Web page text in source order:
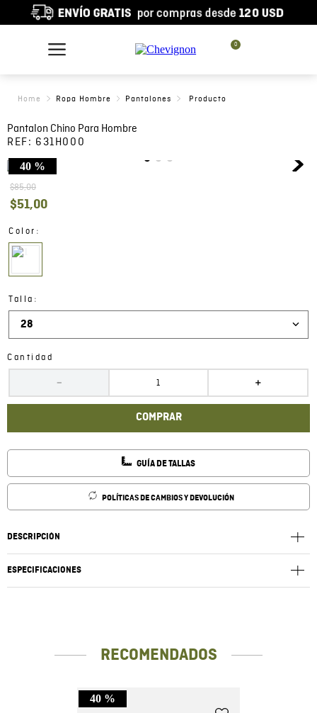
0
Ropa Hombre Pantalones
Pantalon Chino Para Hombre
REF: 631H000
40 %
$85,00
$51,00
Color :
Talla :
28
Cantidad
＋
－
COMPRAR
GUÍA DE TALLAS
POLÍTICAS DE CAMBIOS Y DEVOLUCIÓN
DESCRIPCIÓN
ESPECIFICACIONES
RECOMENDADOS
40 %